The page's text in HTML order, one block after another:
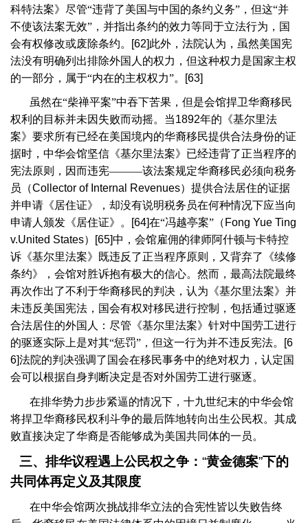
科特法案》尽管“违背了美国与中国的条约义务”，但这“并
不使该法案无效”，并指出条约的效力等同于立法行为，国
会有权修改或废除条约。
[62]此外，法院认为，虽然美国宪
法没有明确列出排除外国人的权力，但这种权力是国家主权
的一部分，属于“内在的主权权力”。
[63]
虽然在“柴禅平案”中吞下苦果，但是会馆捍卫华裔移民
权利的目标并未因失败而动摇。当1892年的《基尔里法
案》要求所有已经在美国境内的华裔移民提供合法身份的证
据时，中华会馆坚信《基尔里法案》已经违背了正当程序的
宪法原则，因而违宪———该法案规定华裔移民必须向税务
员（Collector of Internal Revenues）提供合法居住的证据
并申请《居住证》，却没有说明税务员在何种情况下应当向
申请人颁发《居住证》。
[64]在“冯越亭案”（ Fong Yue Ting
v.United States） [65]中，会馆雇佣的律师阿什顿与卡特控
诉《基尔里法案》既违反了正当程序原则，又背弃了《续修
条约》，会馆对胜诉抱有极大的信心。然而，最高法院最终
再次作出了不利于华裔移民的判决，认为《基尔里法案》并
未违反美国宪法，国会有权对移民进行控制，包括通过驱逐
合法居住的外国人：尽管《基尔里法案》针对中国劳工进行
的驱逐实际上是对其“惩罚”，但这一行为并不违反宪法。
[6
6]法院的判决强调了国会在移民事务中的绝对权力，认定国
会可以根据自身判断决定是否对外国劳工进行驱逐。
在排华势力步步紧逼的情况下，十九世纪末的中华会馆
将捍卫华裔移民权利斗争的最后阵地转向出生公民权。其成
败直接决定了华裔是否能够成为美国共同体的一员。
三、排华议程遇上公民权之争：“黄金德案”下的
共同体再定义及其限度
在中华会馆两次挑战排华立法的合宪性皆以失败告终